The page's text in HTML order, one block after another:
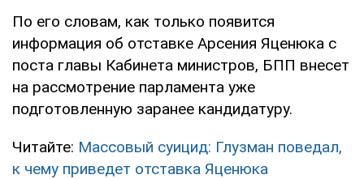
По его словам, как только появится
информация об отставке Арсения Яценюка с
поста главы Кабинета министров, БПП внесет
на рассмотрение парламента уже
подготовленную заранее кандидатуру.
Читайте: Массовый суицид: Глузман поведал,
к чему приведет отставка Яценюка